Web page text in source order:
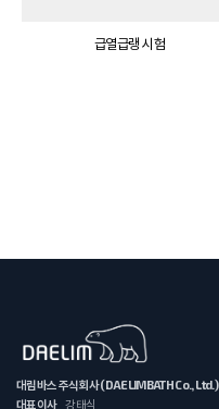
급열급랭 시험
대림바스 주식회사 (DAELIMBATH Co., Ltd.)
대표이사
강태식